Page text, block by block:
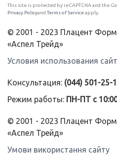
This site is protected by reCAPTCHA and the
Privacy Policyand Terms of Serviceapply.
© 2001 - 2023 Плацент
«Аспел Трейд»
Условия использования
Консультация: (044) 501-25-
Режим работы: ПН-ПТ с
© 2001 - 2023 Плацент
«Аспел Трейд»
Умови використання сайту